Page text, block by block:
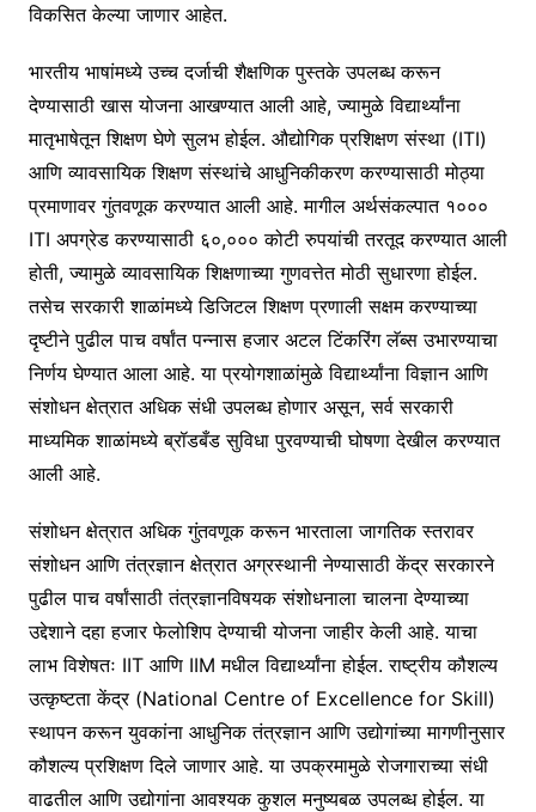
विकसित केल्या जाणार आहेत.
भारतीय भाषांमध्ये उच्च दर्जाची शैक्षणिक पुस्तके उपलब्ध करून
देण्यासाठी खास योजना आखण्यात आली आहे, ज्यामुळे विद्यार्थ्यांना
मातृभाषेतून शिक्षण घेणे सुलभ होईल. औद्योगिक प्रशिक्षण संस्था (ITI)
आणि व्यावसायिक शिक्षण संस्थांचे आधुनिकीकरण करण्यासाठी मोठ्या
प्रमाणावर गुंतवणूक करण्यात आली आहे. मागील अर्थसंकल्पात १०००
ITI अपग्रेड करण्यासाठी ६०,००० कोटी रुपयांची तरतूद करण्यात आली
होती, ज्यामुळे व्यावसायिक शिक्षणाच्या गुणवत्तेत मोठी सुधारणा होईल.
तसेच सरकारी शाळांमध्ये डिजिटल शिक्षण प्रणाली सक्षम करण्याच्या
दृष्टीने पुढील पाच वर्षांत पन्नास हजार अटल टिंकरिंग लॅब्स उभारण्याचा
निर्णय घेण्यात आला आहे. या प्रयोगशाळांमुळे विद्यार्थ्यांना विज्ञान आणि
संशोधन क्षेत्रात अधिक संधी उपलब्ध होणार असून, सर्व सरकारी
माध्यमिक शाळांमध्ये ब्रॉडबँड सुविधा पुरवण्याची घोषणा देखील करण्यात
आली आहे.
संशोधन क्षेत्रात अधिक गुंतवणूक करून भारताला जागतिक स्तरावर
संशोधन आणि तंत्रज्ञान क्षेत्रात अग्रस्थानी नेण्यासाठी केंद्र सरकारने
पुढील पाच वर्षांसाठी तंत्रज्ञानविषयक संशोधनाला चालना देण्याच्या
उद्देशाने दहा हजार फेलोशिप देण्याची योजना जाहीर केली आहे. याचा
लाभ विशेषतः IIT आणि IIM मधील विद्यार्थ्यांना होईल. राष्ट्रीय कौशल्य
उत्कृष्टता केंद्र (National Centre of Excellence for Skill)
स्थापन करून युवकांना आधुनिक तंत्रज्ञान आणि उद्योगांच्या मागणीनुसार
कौशल्य प्रशिक्षण दिले जाणार आहे. या उपक्रमामुळे रोजगाराच्या संधी
वाढतील आणि उद्योगांना आवश्यक कुशल मनुष्यबळ उपलब्ध होईल. या